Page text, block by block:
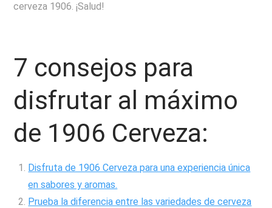
cerveza 1906. ¡Salud!
7 consejos para
disfrutar al máximo
de 1906 Cerveza:
Disfruta de 1906 Cerveza para una experiencia única
en sabores y aromas.
Prueba la diferencia entre las variedades de cerveza